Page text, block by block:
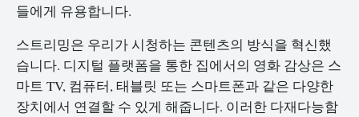
들에게 유용합니다.
스트리밍은 우리가 시청하는 콘텐츠의 방식을 혁신했
습니다. 디지털 플랫폼을 통한 집에서의 영화 감상은 스
마트 TV, 컴퓨터, 태블릿 또는 스마트폰과 같은 다양한
장치에서 연결할 수 있게 해줍니다. 이러한 다재다능함